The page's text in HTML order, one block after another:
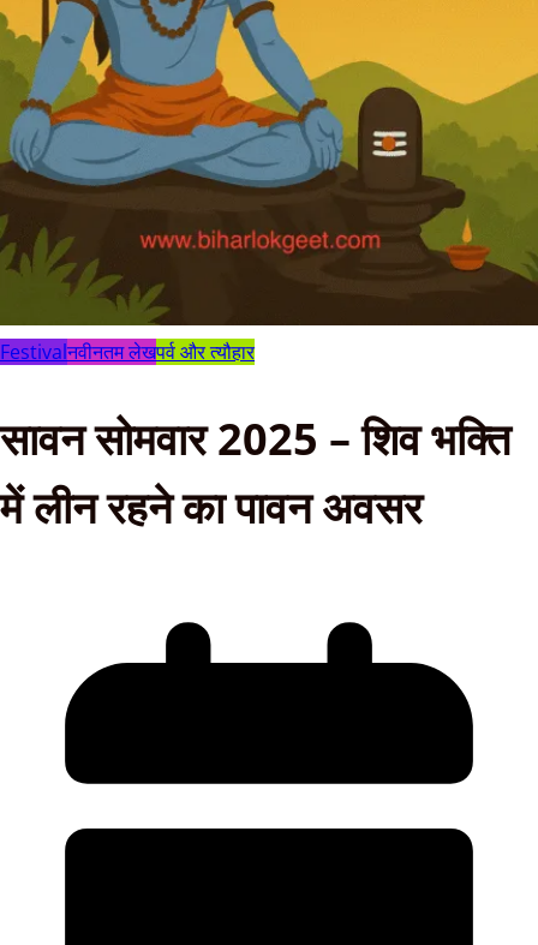
Festivalनवीनतम लेखपर्व और त्यौहार
सावन सोमवार 2025 – शिव भक्ति
में लीन रहने का पावन अवसर